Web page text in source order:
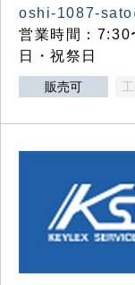
oshi-1087-
営業時間：7:30
日・祝祭日
販売可